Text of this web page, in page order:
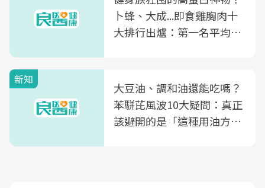
卜蜂、大成...即食雞胸肉十
大排行出爐：第一名平均一
新知
大豆油、調和油還能吃嗎？
苯駢芘風波10大疑問：真正
該避開的是「這種用油方